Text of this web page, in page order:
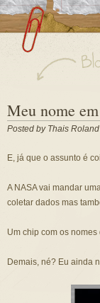
Meu nome
Posted by Thais Roland
E, já que o assunto é
A NASA vai mandar
coletar dados mas
Um chip com os
Demais, né? Eu ainda